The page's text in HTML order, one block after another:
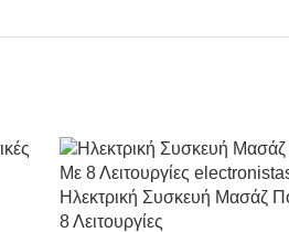
Ηλεκτρική Συσκευή Μασάζ
8 Λειτουργίες